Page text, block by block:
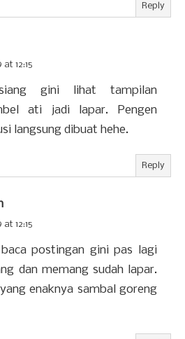
Reply
12:15
gini lihat tampilan
ati jadi lapar. Pengen
langsung dibuat hehe.
Reply
12:15
postingan gini pas lagi
dan memang sudah lapar.
enaknya sambal goreng